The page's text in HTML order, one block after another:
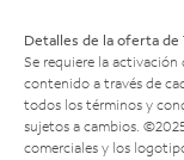
Detalles de la oferta de
Se requiere la
contenido a través de
todos los términos y
sujetos a cambios.
comerciales y los